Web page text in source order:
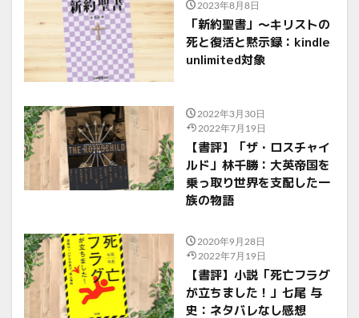
2023年8月8日
「新約聖書」〜キリストの
死と復活と黙示録：kindle
unlimited対象
2022年3月30日
2022年7月19日
【書評】「ザ・ロスチャイ
ルド」林千勝：大英帝国を
乗っ取り世界を支配した一
族の物語
2020年9月28日
2022年7月19日
【書評】小説「死亡フラグ
が立ちました！」七尾 与
史：ネタバレなし感想